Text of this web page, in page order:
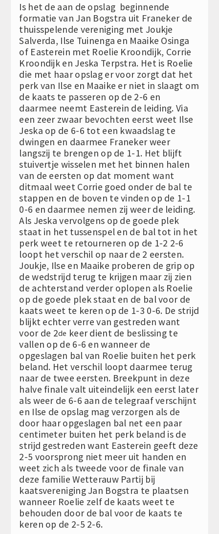
Is het de aan de opslag beginnende
formatie van Jan Bogstra uit Franeker de
thuisspelende vereniging met Joukje
Salverda, Ilse Tuinenga en Maaike Osinga
of Easterein met Roelie Kroondijk, Corrie
Kroondijk en Jeska Terpstra. Het is Roelie
die met haar opslag er voor zorgt dat het
perk van Ilse en Maaike er niet in slaagt om
de kaats te passeren op de 2-6 en
daarmee neemt Easterein de leiding. Via
een zeer zwaar bevochten eerst weet Ilse
Jeska op de 6-6 tot een kwaadslag te
dwingen en daarmee Franeker weer
langszij te brengen op de 1-1. Het blijft
stuivertje wisselen met het binnen halen
van de eersten op dat moment want
ditmaal weet Corrie goed onder de bal te
stappen en de boven te vinden op de 1-1
0-6 en daarmee nemen zij weer de leiding.
Als Jeska vervolgens op de goede plek
staat in het tussenspel en de bal tot in het
perk weet te retourneren op de 1-2 2-6
loopt het verschil op naar de 2 eersten.
Joukje, Ilse en Maaike proberen de grip op
de wedstrijd terug te krijgen maar zij zien
de achterstand verder oplopen als Roelie
op de goede plek staat en de bal voor de
kaats weet te keren op de 1-3 0-6. De strijd
blijkt echter verre van gestreden want
voor de 2de keer dient de beslissing te
vallen op de 6-6 en wanneer de
opgeslagen bal van Roelie buiten het perk
beland. Het verschil loopt daarmee terug
naar de twee eersten. Breekpunt in deze
halve finale valt uiteindelijk een eerst later
als weer de 6-6 aan de telegraaf verschijnt
en Ilse de opslag mag verzorgen als de
door haar opgeslagen bal net een paar
centimeter buiten het perk beland is de
strijd gestreden want Easterein geeft deze
2-5 voorsprong niet meer uit handen en
weet zich als tweede voor de finale van
deze familie Wetterauw Partij bij
kaatsvereniging Jan Bogstra te plaatsen
wanneer Roelie zelf de kaats weet te
behouden door de bal voor de kaats te
keren op de 2-5 2-6.